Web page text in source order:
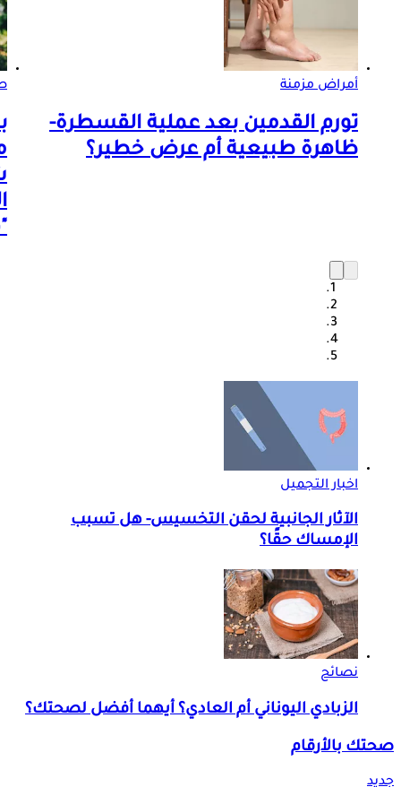
أمراض مزمنة
تورم القدمين بعد عملية القسطرة-
ظاهرة طبيعية أم عرض خطير؟
اخبار التجميل
الآثار الجانبية لحقن التخسيس- هل تسبب
الإمساك حقًا؟
نصائح
الزبادي اليوناني أم العادي؟ أيهما أفضل لصحتك؟
صحتك بالأرقام
جديد